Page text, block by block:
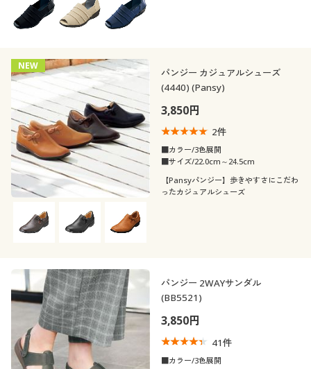
NEW
パンジー カジュアルシューズ
(4440) (Pansy)
3,850円
2件
■カラー/3色展開
■サイズ/22.0cm～24.5cm
【Pansyパンジー】歩きやすさにこだわ
ったカジュアルシューズ
パンジー 2WAYサンダル
(BB5521)
3,850円
41件
■カラー/3色展開